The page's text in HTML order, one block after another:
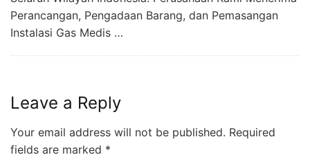
Perancangan, Pengadaan Barang, dan Pemasangan
Instalasi Gas Medis …
Leave a Reply
Your email address will not be published. Required
fields are marked *